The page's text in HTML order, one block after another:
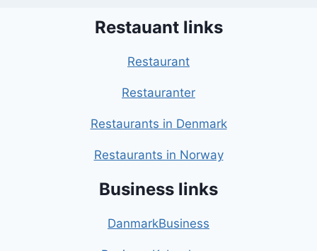
Restauant links
Restaurant
Restauranter
Restaurants in Denmark
Restaurants in Norway
Business links
DanmarkBusiness